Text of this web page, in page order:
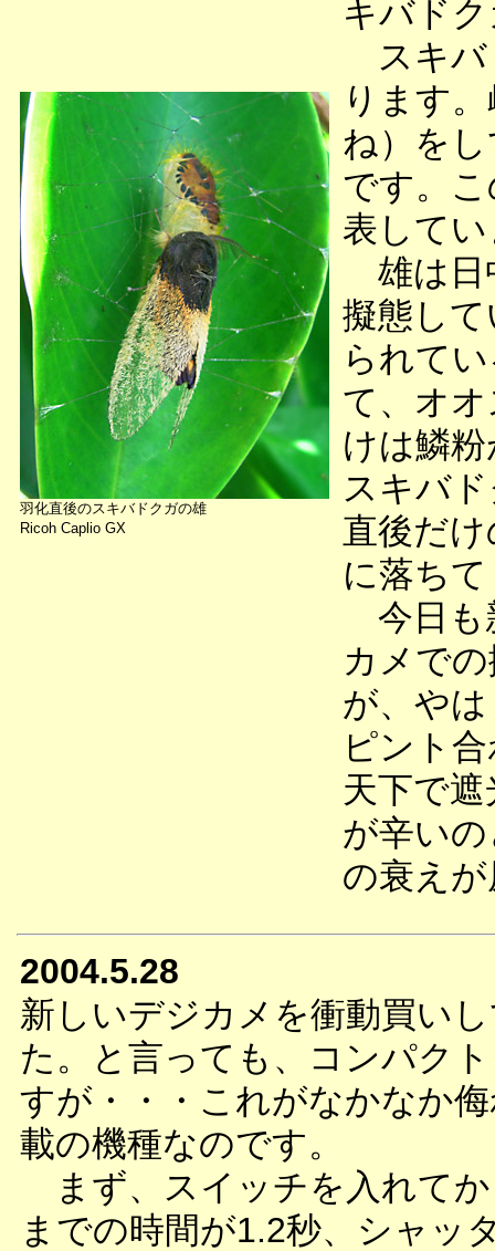
羽化直後のスキバドクガの雄
Ricoh Caplio GX
キバド
スキバ
ります
ね）を
です。
表して
雄は日
擬態し
られて
て、オ
けは鱗
スキバ
直後だ
に落ち
今日も
カメで
が、や
ピント
天下で
が辛い
の衰え
2004.5.28
新しいデジカメを衝動買い
た。と言っても、コンパク
すが・・・これがなかなか
載の機種なのです。
まず、スイッチを入れて
までの時間が1.2秒、シャッ